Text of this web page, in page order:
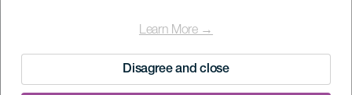
Learn More →
Disagree and close